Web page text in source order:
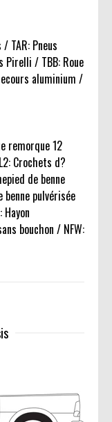
TAR: Pneus
Pirelli / TBB: Roue
aluminium /
remorque 12
Crochets d?
de benne
pulvérisée
bouchon / NFW: